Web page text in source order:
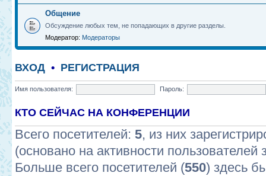
Общение
Обсуждение любых тем, не попадающих в другие разделы.
Модератор: Модераторы
ВХОД • РЕГИСТРАЦИЯ
Имя пользователя: Пароль:
КТО СЕЙЧАС НА КОНФЕРЕНЦИИ
Всего посетителей: 5, из них
(основано на активности пользователей
Больше всего посетителей (550) здесь